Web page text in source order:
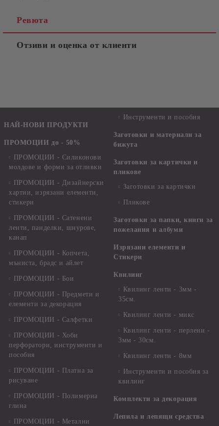
Ревюта
Отзиви и оценка от клиенти
НАЙ-НОВИ ПРОДУКТИ
ПРОМОЦИИ до - 50%
ПРОМОЦИИ - Силиконови
молдове и форми за отливки
ПРОМОЦИИ - Дизайнерски
хартии, изрязани елементи,
стикери
ПРОМОЦИИ - Сатенени
ленти, панделки, шнурове,
канап
ПРОМОЦИИ - Копчета,
мъниста, брадс и айлет
ПРОМОЦИИ - Бои
ПРОМОЦИИ - Предмети и
елементи за декорация
ПРОМОЦИИ - Салфетки
ПРОМОЦИИ - Хоби
перфоратори, инструменти и
пособия
ПРОМОЦИИ - Платна за
рисуване
ПРОМОЦИИ - Полимерна
глина
ПРОМОЦИИ - Метални
Инструменти и пособия
Заготовки и материали за
бижута
Заготовки за картички и
пликове
Заготовки за картички
Пликове
Заготовки за папки, книги за
пожелания и албуми
Изрязани елементи и
Стикери
Квилинг
Квилинг ленти - 3мм -
35см.
Квилинг ленти - микс
Квилинг ленти - перлени -
3мм - 30см.
Квилинг ленти - 8мм
Инструменти и пособия за
квилинг
Комплекти за декорация
Лепила и лепящи средства